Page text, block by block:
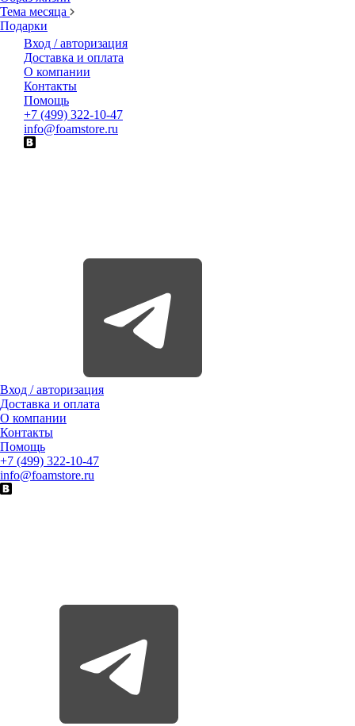
Тема месяца
Подарки
Вход / авторизация
Доставка и оплата
О компании
Контакты
Помощь
+7 (499) 322-10-47
info@foamstore.ru
Вход / авторизация
Доставка и оплата
О компании
Контакты
Помощь
+7 (499) 322-10-47
info@foamstore.ru